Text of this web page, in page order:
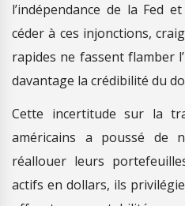
l’indépendance de la Fed
céder à ces injonctions,
rapides ne fassent flamber
davantage la crédibilité du
Cette incertitude sur la
américains a poussé de
réallouer leurs
actifs en dollars, ils